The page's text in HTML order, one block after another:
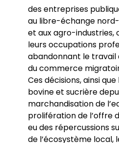
des entreprises
au libre-échange
et aux agro-industries,
leurs occupations
abandonnant le travail
du commerce
Ces décisions, ainsi
bovine et sucrière
marchandisation de
prolifération de l’offre
eu des répercussions
de l’écosystème local,